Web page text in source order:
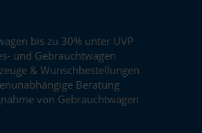
bis zu 30% unter UVP
und Gebrauchtwagen
& Wunschbestellungen
Beratung
von Gebrauchtwagen